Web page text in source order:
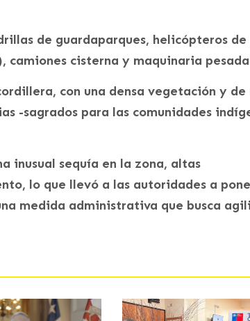
de guardaparques, helicópteros de
camiones cisterna y maquinaria
con una densa vegetación y de
-sagrados para las comunidades
inusual sequía en la zona, altas
lo que llevó a las autoridades a
medida administrativa que busca